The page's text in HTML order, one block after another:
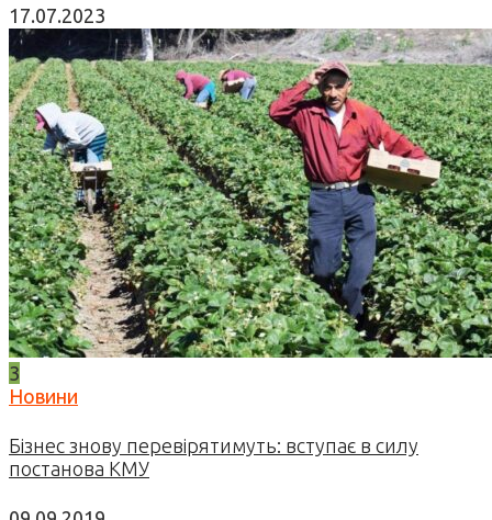
17.07.2023
3
Новини
Бізнес знову перевірятимуть: вступає в силу
постанова КМУ